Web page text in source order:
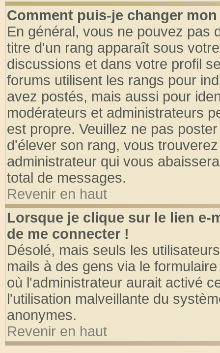
Comment puis-je changer
En général, vous ne pouvez pas
titre d'un rang apparaît sous
discussions et dans votre profil
forums utilisent les rangs pour
avez postés, mais aussi pour
modérateurs et administrateurs
est propre. Veuillez ne pas
d'élever son rang, vous
administrateur qui vous
total de messages.
Revenir en haut
Lorsque je clique sur le lien e-
de me connecter !
Désolé, mais seuls les
mails à des gens via le
où l'administrateur aurait activé
l'utilisation malveillante du
anonymes.
Revenir en haut